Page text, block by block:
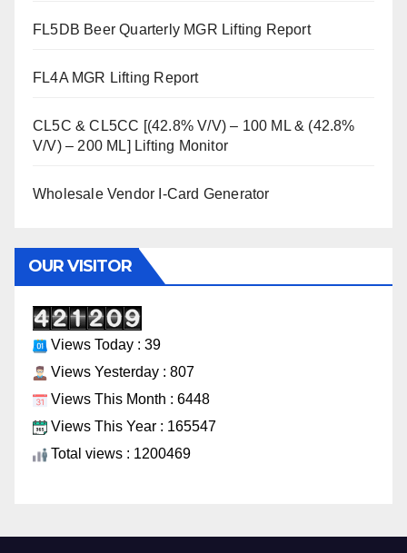
FL5DB Beer Quarterly MGR Lifting Report
FL4A MGR Lifting Report
CL5C & CL5CC [(42.8% V/V) – 100 ML & (42.8%
V/V) – 200 ML] Lifting Monitor
Wholesale Vendor I-Card Generator
OUR VISITOR
Views Today : 39
Views Yesterday : 807
Views This Month : 6448
Views This Year : 165547
Total views : 1200469